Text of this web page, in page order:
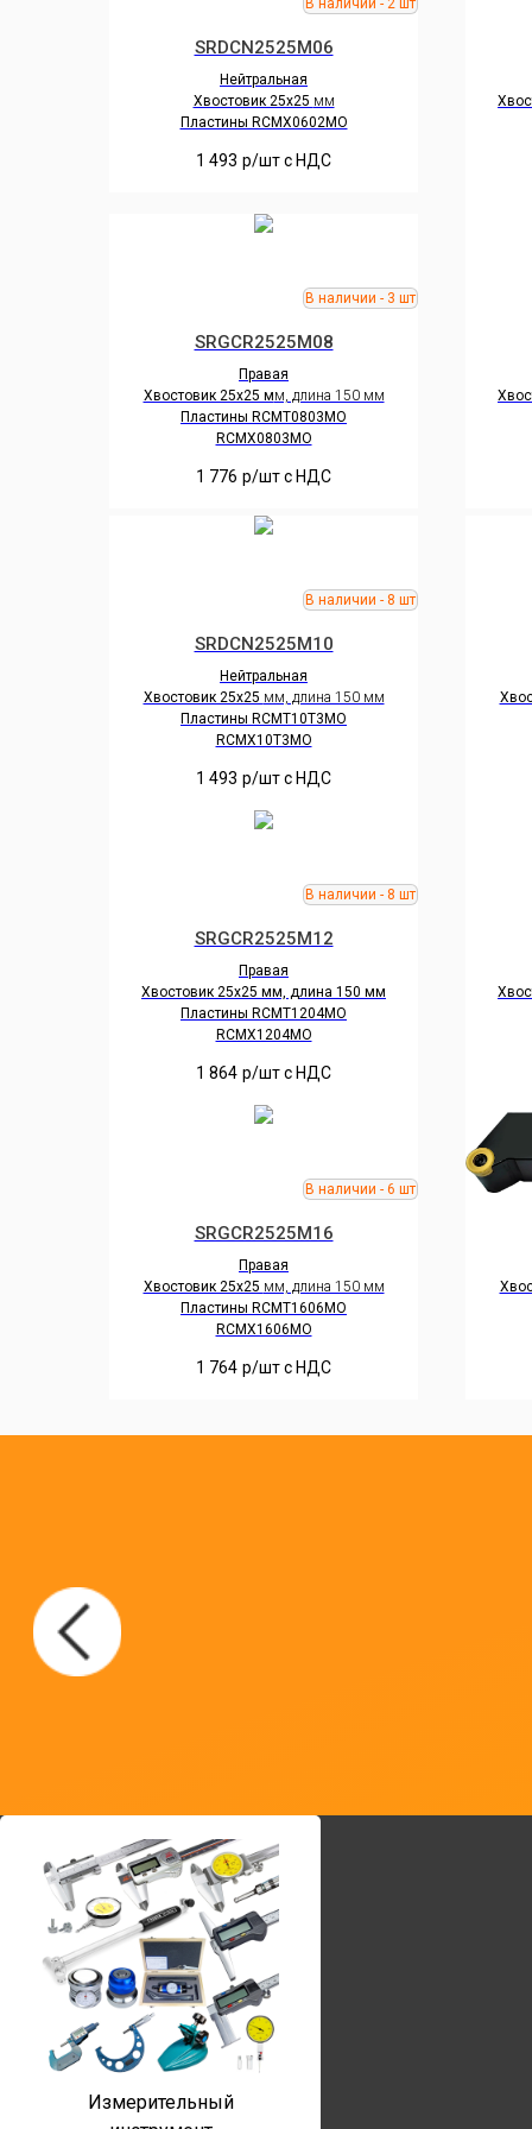
SRDCN2525M06
Нейтральная
Хвостовик 25х25 мм
Пластины RCMX0602MO
1 493 р/шт c НДС
SRGCR2525M08
Правая
Хвостовик 25х25 мм, длина 150 мм
Пластины RCMT0803MO
RCMX0803MO
1 776 р/шт c НДС
SRDCN2525M10
Нейтральная
Хвостовик 25х25 мм, длина 150 мм
Пластины RCMT10Т3MO
RCMX10Т3MO
1 493 р/шт c НДС
SRGCR2525M12
Правая
Хвостовик 25х25 мм, длина 150 мм
Пластины RCMT1204MO
RCMX1204MO
1 864 р/шт c НДС
SRGCR2525M16
Правая
Хвостовик 25х25 мм, длина 150 мм
Пластины RCMT1606MO
RCMX1606MO
1 764 р/шт c НДС
Измерительный